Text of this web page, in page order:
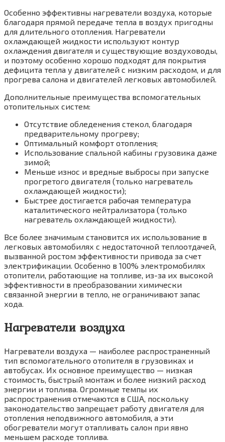
Особенно эффективны нагреватели воз­духа, которые
благодаря прямой передаче тепла в воздух пригодны
для длительного ото­пления. Нагреватели
охлаждающей жидкости используют контур
охлаждения двигателя и существующие воздуховоды,
и поэтому осо­бенно хорошо подходят для покрытия
дефи­цита тепла у двигателей с низким расходом, и для
прогрева салона и двигателей легковых автомобилей.
Дополнительные преимущества вспомога­тельных
отопительных систем:
Отсутствие обледенения стекол, благодаря
предварительному прогреву;
Оптимальный комфорт отопления;
Использование спальной кабины грузо­вика даже
зимой;
Меньше износ и вредные выбросы при за­пуске
прогретого двигателя (только нагре­ватель
охлаждающей жидкости);
Быстрее достигается рабочая температура
каталитического нейтрализатора (только
нагреватель охлаждающей жидкости).
Все более значимым становится их исполь­зование в
легковых автомобилях с недо­статочной теплоотдачей,
вызванной ростом эффективности привода за счет
электрифи­кации. Особенно в 100% электромобилях
отопители, работающие на топливе, из-за их высокой
эффективности в преобразовании химически
связанной энергии в тепло, не ограничивают запас
хода.
Нагреватели воздуха
Нагреватели воздуха — наиболее распростра­ненный
тип вспомогательного отопителя в грузовиках и
автобусах. Их основное преиму­щество — низкая
стоимость, быстрый монтаж и более низкий расход
энергии и топлива. Огромные темпы их
распространения отмеча­ются в США, поскольку
законодательство за­прещает работу двигателя для
отопления не­подвижного автомобиля, а эти
обогреватели могут отапливать салон при явно
меньшем расходе топлива.